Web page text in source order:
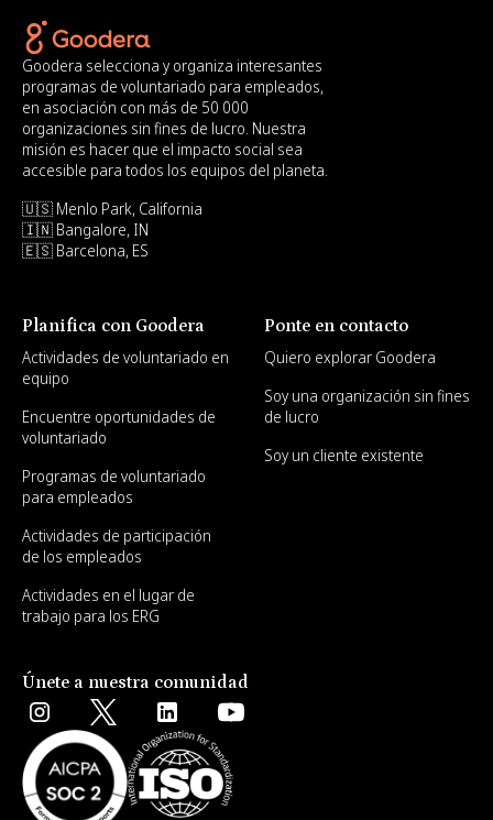
Goodera selecciona y organiza interesantes
programas de voluntariado para empleados,
en asociación con más de 50 000
organizaciones sin fines de lucro. Nuestra
misión es hacer que el impacto social sea
accesible para todos los equipos del planeta.
🇺🇸 Menlo Park, California
🇮🇳 Bangalore, IN
🇪🇸 Barcelona, ES
Planifica con Goodera
Actividades de voluntariado en
equipo
Encuentre oportunidades de
voluntariado
Programas de voluntariado
para empleados
Actividades de participación
de los empleados
Actividades en el lugar de
trabajo para los ERG
Ponte en contacto
Quiero explorar Goodera
Soy una organización sin fines
de lucro
Soy un cliente existente
Únete a nuestra comunidad